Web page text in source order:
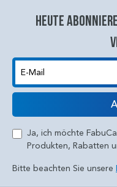
Heute
E-Mail
Ja, ich möchte
Produkten, Rabatten
Bitte beachten Sie unsere